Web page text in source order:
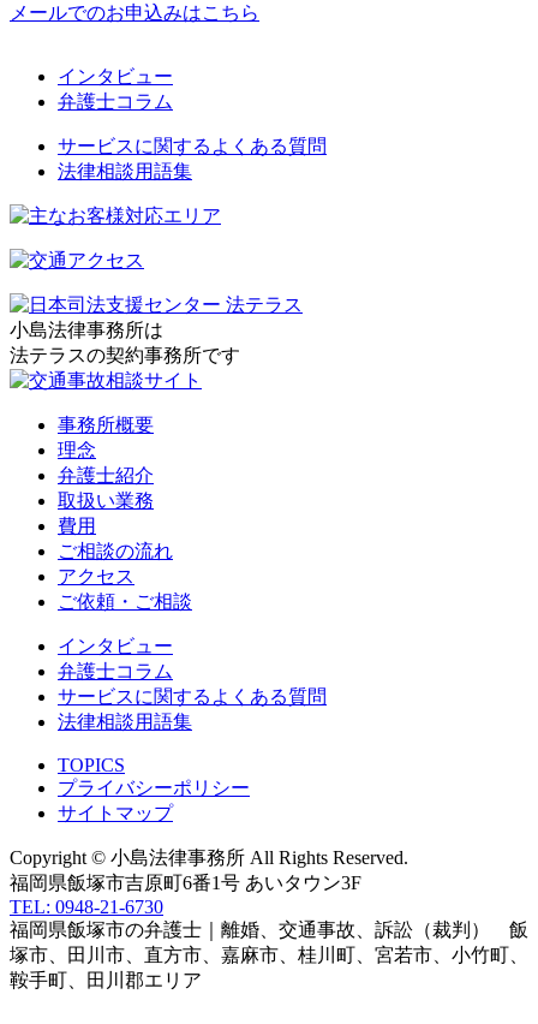
メールでのお申込みはこちら
インタビュー
弁護士コラム
サービスに関するよくある質問
法律相談用語集
小島法律事務所は
法テラスの契約事務所です
事務所概要
理念
弁護士紹介
取扱い業務
費用
ご相談の流れ
アクセス
ご依頼・ご相談
インタビュー
弁護士コラム
サービスに関するよくある質問
法律相談用語集
TOPICS
プライバシーポリシー
サイトマップ
Copyright © 小島法律事務所 All Rights Reserved.
福岡県飯塚市吉原町6番1号 あいタウン3F
TEL: 0948-21-6730
福岡県飯塚市の弁護士｜離婚、交通事故、訴訟（裁判） 飯
塚市、田川市、直方市、嘉麻市、桂川町、宮若市、小竹町、
鞍手町、田川郡エリア